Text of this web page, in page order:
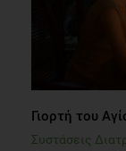
Γιορτή του
Συστάσεις